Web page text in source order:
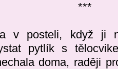
***
v posteli, když ji
pytlík s
doma, raději